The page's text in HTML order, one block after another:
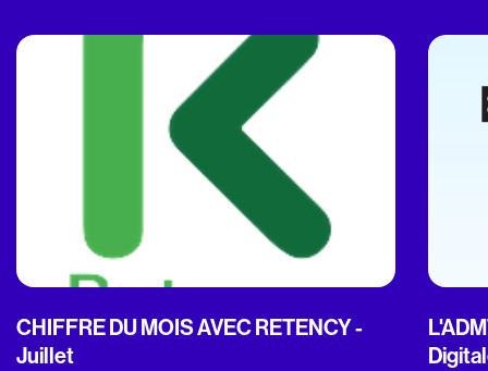
CHIFFRE DU MOIS AVEC RETENCY -
Juillet